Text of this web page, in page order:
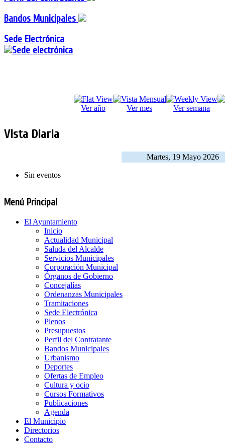
Bandos Municipales
Sede Electrónica
Ver año Ver mes Ver semana
Vista Diaria
Martes, 19 Mayo 2026
Sin eventos
Menú Principal
El Ayuntamiento
Inicio
Actualidad Municipal
Saluda del Alcalde
Servicios Municipales
Corporación Municipal
Órganos de Gobierno
Concejalías
Ordenanzas Municipales
Tramitaciones
Sede Electrónica
Plenos
Presupuestos
Perfil del Contratante
Bandos Municipales
Urbanismo
Deportes
Ofertas de Empleo
Cultura y ocio
Cursos Formativos
Publicaciones
Agenda
El Municipio
Directorios
Contacto